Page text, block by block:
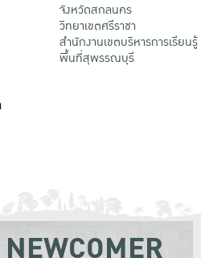
จังหวัดสกลนคร
วิทยาเขตศรีราชา
สำนักงานเขตบริหารการเรียนรู้
พื้นที่สุพรรณบุรี